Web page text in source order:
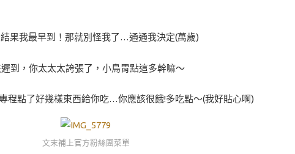
果我最早到！那就別怪我了…通通我決定(萬歲)
到，你太太太誇張了，小鳥胃點這多幹嘛～
程點了好幾樣東西給你吃…你應該很餓!多吃點～(我好貼心啊)
文末補上官方粉絲團菜單